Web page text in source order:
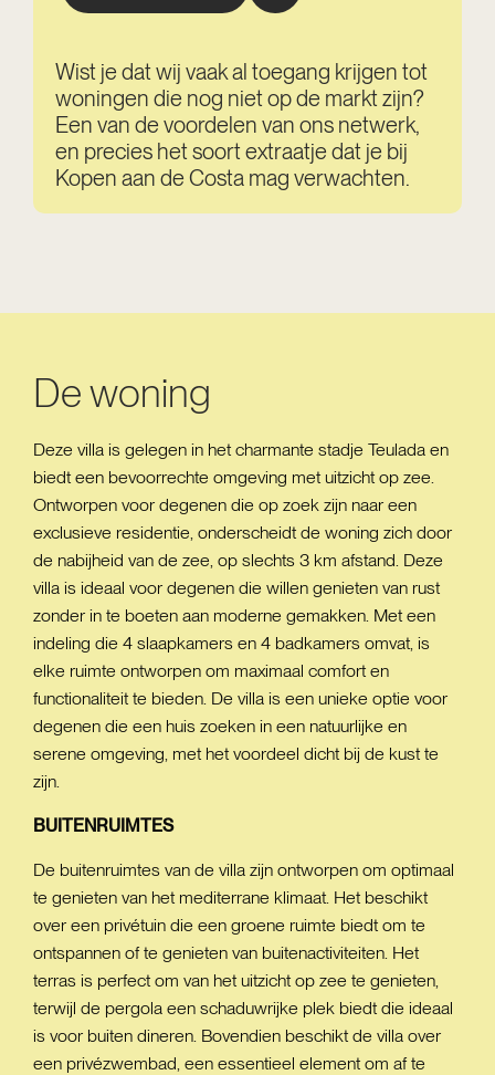
Wist je dat wij vaak al toegang krijgen tot
woningen die nog niet op de markt zijn?
Een van de voordelen van ons netwerk,
en precies het soort extraatje dat je bij
Kopen aan de Costa mag verwachten.
De woning
Deze villa is gelegen in het charmante stadje Teulada en
biedt een bevoorrechte omgeving met uitzicht op zee.
Ontworpen voor degenen die op zoek zijn naar een
exclusieve residentie, onderscheidt de woning zich door
de nabijheid van de zee, op slechts 3 km afstand. Deze
villa is ideaal voor degenen die willen genieten van rust
zonder in te boeten aan moderne gemakken. Met een
indeling die 4 slaapkamers en 4 badkamers omvat, is
elke ruimte ontworpen om maximaal comfort en
functionaliteit te bieden. De villa is een unieke optie voor
degenen die een huis zoeken in een natuurlijke en
serene omgeving, met het voordeel dicht bij de kust te
zijn.
BUITENRUIMTES
De buitenruimtes van de villa zijn ontworpen om optimaal
te genieten van het mediterrane klimaat. Het beschikt
over een privétuin die een groene ruimte biedt om te
ontspannen of te genieten van buitenactiviteiten. Het
terras is perfect om van het uitzicht op zee te genieten,
terwijl de pergola een schaduwrijke plek biedt die ideaal
is voor buiten dineren. Bovendien beschikt de villa over
een privézwembad, een essentieel element om af te